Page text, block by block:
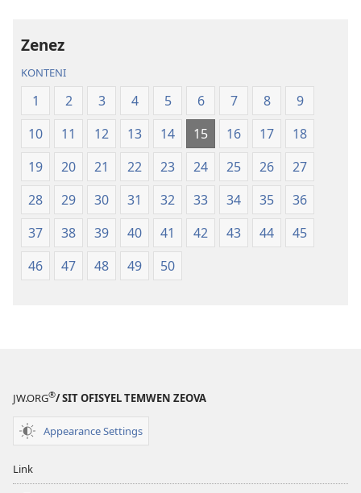
nouvo
lemonn
Zenez
KONTENI
1 2 3 4 5 6 7 8
9
10
11 12 13 14 15 16 17
18
19
20 21 22 23 24 25 26
27
28
29 30 31 32 33 34 35
36
37
38 39 40 41 42 43 44
45
46
47 48 49 50
JW.ORG®/ SIT OFISYEL TEMWEN ZEOVA
Appearance Settings
Link